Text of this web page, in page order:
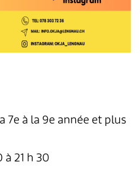
7e à la 9e année et plus
à 21 h 30